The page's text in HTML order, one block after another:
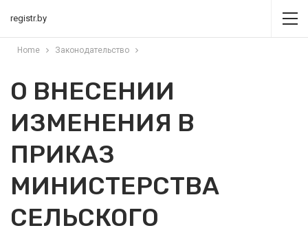
registr.by
Home Законодательство
О ВНЕСЕНИИ
ИЗМЕНЕНИЯ В
ПРИКАЗ
МИНИСТЕРСТВА
СЕЛЬСКОГО